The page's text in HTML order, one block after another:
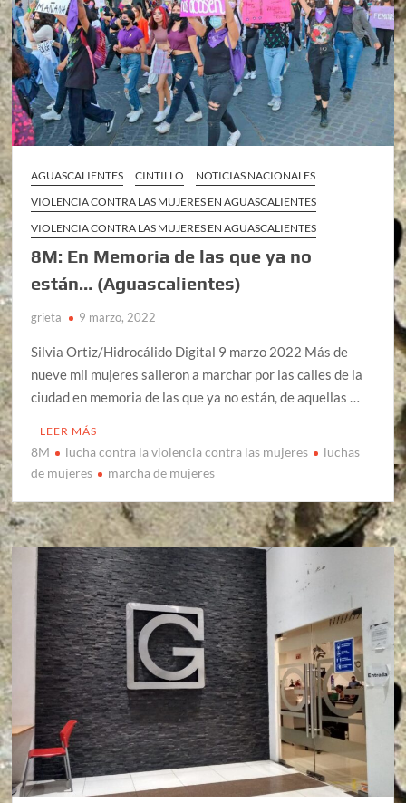
AGUASCALIENTES CINTILLO
NOTICIAS NACIONALES
VIOLENCIA CONTRA LAS MUJERES EN AGUASCALIENTES
VIOLENCIA CONTRA LAS MUJERES EN AGUASCALIENTES
8M: En Memoria de las que ya no
están… (Aguascalientes)
grieta 9 marzo, 2022
Silvia Ortiz/Hidrocálido Digital 9 marzo 2022 Más de
nueve mil mujeres salieron a marchar por las calles de la
ciudad en memoria de las que ya no están, de aquellas …
LEER MÁS
8M lucha contra la violencia contra las mujeres
luchas
de mujeres
marcha de mujeres